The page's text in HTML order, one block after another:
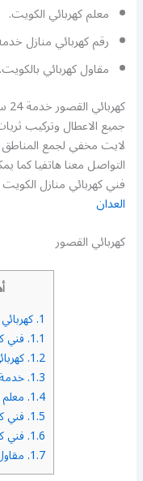
معلم كهربائي الكويت.
رقم كهربائي منازل
مقاول كهربائي بالكويت.
جميع الاعطال وتركيب
لايت مخفي لجمع
فني كهربائي منازل الكويت
العدان
كهربائي القصور
1.
1.1. فني
1.2.
1.3.
1.4.
1.5. فني
1.6. فني
1.7.